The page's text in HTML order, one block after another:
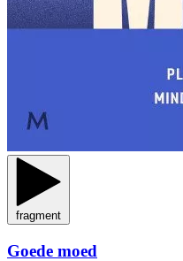
fragment
Goede moed